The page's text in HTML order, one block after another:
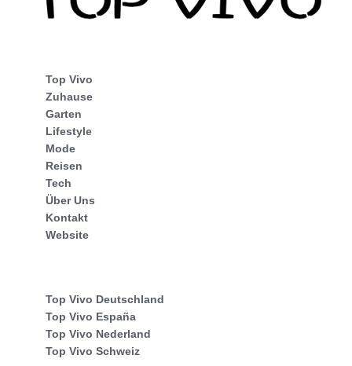
Top Vivo
Zuhause
Garten
Lifestyle
Mode
Reisen
Tech
Über Uns
Kontakt
Website
Top Vivo Deutschland
Top Vivo España
Top Vivo Nederland
Top Vivo Schweiz